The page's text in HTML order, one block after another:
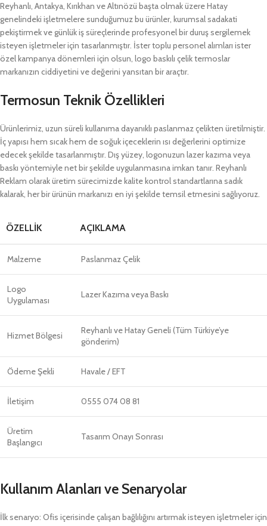
Reyhanlı, Antakya, Kırıkhan ve Altınözü başta olmak üzere Hatay
genelindeki işletmelere sunduğumuz bu ürünler, kurumsal sadakati
pekiştirmek ve günlük iş süreçlerinde profesyonel bir duruş sergilemek
isteyen işletmeler için tasarlanmıştır. İster toplu personel alımları ister
özel kampanya dönemleri için olsun, logo baskılı çelik termoslar
markanızın ciddiyetini ve değerini yansıtan bir araçtır.
Termosun Teknik Özellikleri
Ürünlerimiz, uzun süreli kullanıma dayanıklı paslanmaz çelikten üretilmiştir.
İç yapısı hem sıcak hem de soğuk içeceklerin ısı değerlerini optimize
edecek şekilde tasarlanmıştır. Dış yüzey, logonuzun lazer kazıma veya
baskı yöntemiyle net bir şekilde uygulanmasına imkan tanır. Reyhanlı
Reklam olarak üretim sürecimizde kalite kontrol standartlarına sadık
kalarak, her bir ürünün markanızı en iyi şekilde temsil etmesini sağlıyoruz.
ÖZELLIK AÇIKLAMA
Malzeme Paslanmaz Çelik
Logo
Uygulaması
Lazer Kazıma veya Baskı
Hizmet Bölgesi
Reyhanlı ve Hatay Geneli (Tüm Türkiye’ye
gönderim)
Ödeme Şekli Havale / EFT
İletişim 0555 074 08 81
Üretim
Başlangıcı
Tasarım Onayı Sonrası
Kullanım Alanları ve Senaryolar
İlk senaryo: Ofis içerisinde çalışan bağlılığını artırmak isteyen işletmeler için